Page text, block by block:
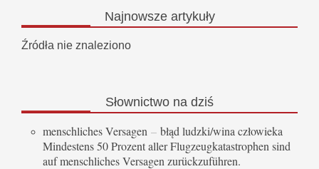
Najnowszeartykuły
Źródła nie znaleziono
Słownictwo na dziś
menschliches Versagen – błąd ludzki/wina człowieka
Mindestens 50 Prozent aller Flugzeugkatastrophen sind
auf menschliches Versagen zurückzuführen.